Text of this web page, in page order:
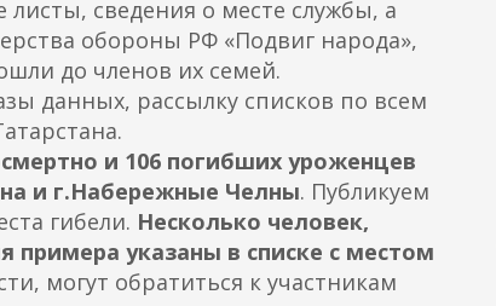
листы, сведения о месте службы, а
обороны РФ «Подвиг народа»,
до членов их семей.
данных, рассылку списков по всем
и 106 погибших уроженцев
и г.Набережные Челны. Публикуем
гибели. Несколько человек,
указаны в списке с местом
могут обратиться к участникам